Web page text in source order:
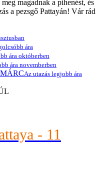
magadnak a pihenést, és
a pezsgő Pattayán! Vár rád
ára
ára októberben
ára novemberben
MÁRCAz utazás legjobb ára
- 11